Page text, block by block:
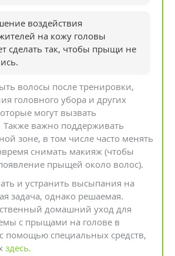
воздействия
на кожу головы
сделать так, чтобы прыщи не
волосы после тренировки,
головного убора и других
могут вызвать
Также важно поддерживать
зоне, в том числе часто менять
снимать макияж (чтобы
прыщей около волос).
и устранить высыпания на
задача, однако решаемая.
домашний уход для
с прыщами на голове в
помощью специальных средств,
здесь.